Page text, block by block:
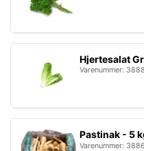
Hjertesalat
Varenummer:
Pastinak - 5
Varenummer: